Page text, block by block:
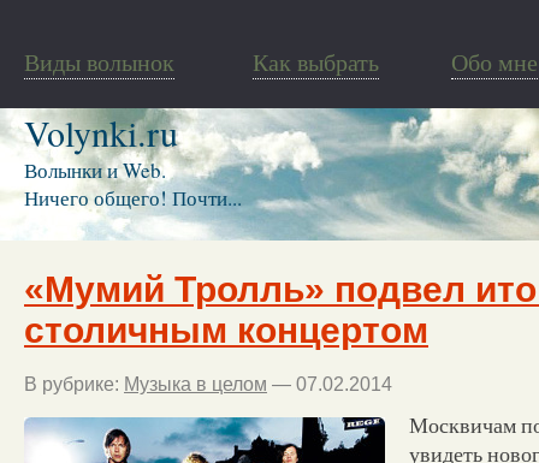
Виды волынок Как выбрать Обо мне
Volynki.ru
Волынки и Web.
Ничего общего! Почти...
«Мумий Тролль» подвел
столичным концертом
В рубрике: Музыка в целом — 07.02.2014
Москвичам
увидеть